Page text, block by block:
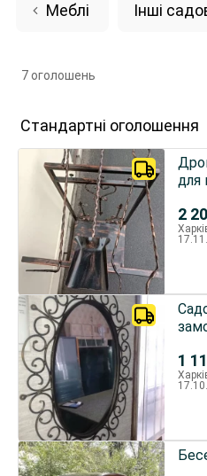
Меблі Інші
7 оголошень
Стандартні оголошення
2
для
1